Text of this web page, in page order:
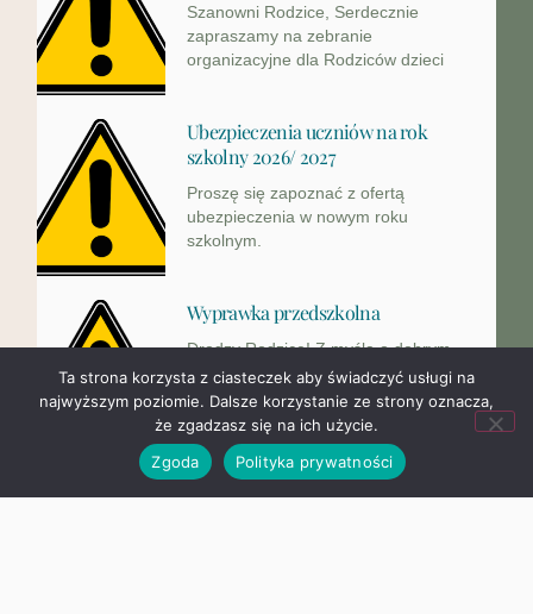
Szanowni Rodzice, Serdecznie
zapraszamy na zebranie
organizacyjne dla Rodziców dzieci
Ubezpieczenia uczniów na rok
szkolny 2026/ 2027
Proszę się zapoznać z ofertą
ubezpieczenia w nowym roku
szkolnym.
Wyprawka przedszkolna
Drodzy Rodzice! Z myślą o dobrym
przygotowaniu do nowego roku
„Angielski jest fun-tastyczny!”
Ta strona korzysta z ciasteczek aby świadczyć usługi na
najwyższym poziomie. Dalsze korzystanie ze strony oznacza,
że zgadzasz się na ich użycie.
Zgoda
Polityka prywatności